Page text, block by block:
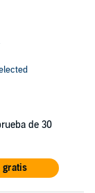
de 30
gratis